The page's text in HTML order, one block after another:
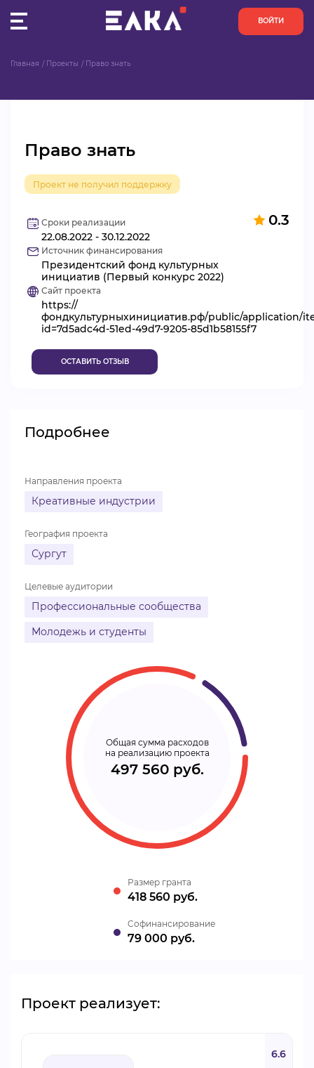
ВОЙТИ
ОРГАНИЗАЦИИ
АКТИВИСТЫ
ПРОЕКТЫ
АНАЛИТИКА
БАЗА ЗНАНИЙ
ВИДЕОКУРСЫ
Главная Проекты Право знать
Право знать
Проект не получил поддержку
0.3
Сроки реализации
22.08.2022 - 30.12.2022
Источник финансирования
Президентский фонд культурных
инициатив (Первый конкурс 2022)
Сайт проекта
https://
фондкультурныхинициатив.рф/public/application/
id=7d5adc4d-51ed-49d7-9205-85d1b58155f7
ОСТАВИТЬ ОТЗЫВ
Подробнее
Направления проекта
Креативные индустрии
География проекта
Сургут
Целевые аудитории
Профессиональные сообщества
Молодежь и студенты
Общая сумма расходов
на реализацию проекта
497 560 руб.
Размер гранта
418 560 руб.
Cофинансирование
79 000 руб.
Проект реализует:
6.6